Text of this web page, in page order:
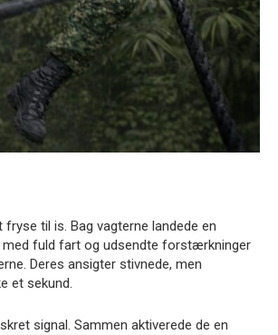
til is. Bag vagterne landede en
med fuld fart og udsendte forstærkninger
Deres ansigter stivnede, men
et sekund.
signal. Sammen aktiverede de en